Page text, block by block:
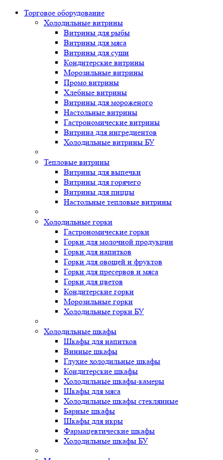
Торговое оборудованиe
Холодильные витрины
Витрины для рыбы
Витрины для мяса
Витрины для суши
Кондитерские витрины
Морозильные витрины
Промо витрины
Хлебные витрины
Витрины для мороженого
Настольные витрины
Гастрономические витрины
Витрина для ингредиентов
Холодильные витрины БУ
Тепловые витрины
Витрины для выпечки
Витрины для горячего
Витрины для пиццы
Настольные тепловые витрины
Холодильные горки
Гастрономические горки
Горки для молочной продукции
Горки для напитков
Горки для овощей и фруктов
Горки для пресервов и мяса
Горки для цветов
Кондитерские горки
Морозильные горки
Холодильные горки БУ
Холодильные шкафы
Шкафы для напитков
Винные шкафы
Глухие холодильные шкафы
Кондитерские шкафы
Холодильные шкафы-камеры
Шкафы для мяса
Холодильные шкафы стеклянные
Барные шкафы
Шкафы для икры
Фармацевтические шкафы
Холодильные шкафы БУ